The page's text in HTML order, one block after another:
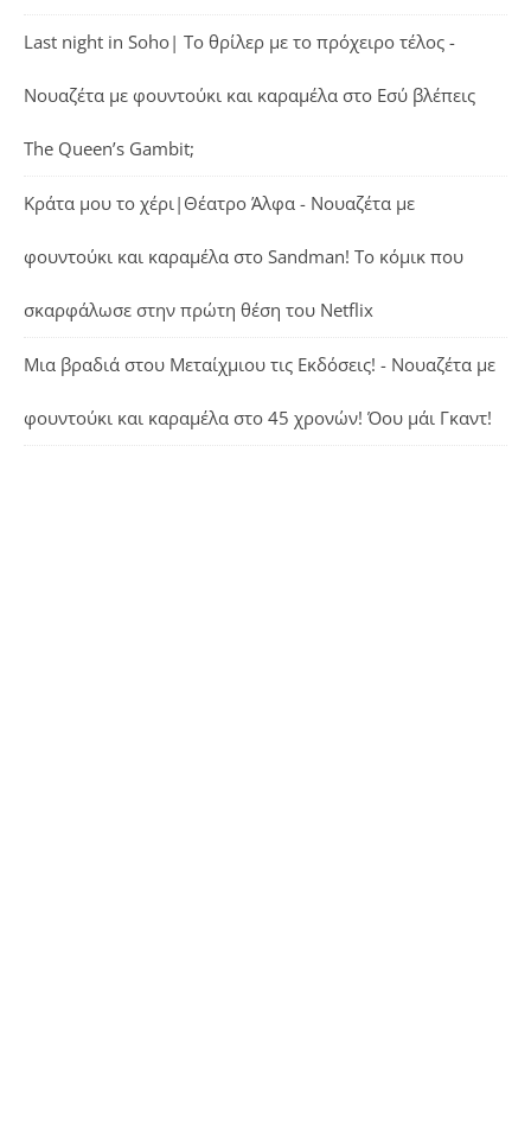
Last night in Soho| Το θρίλερ με το πρόχειρο τέλος -
Νουαζέτα με φουντούκι και καραμέλα στο Εσύ βλέπεις
The Queen’s Gambit;
Κράτα μου το χέρι|Θέατρο Άλφα - Νουαζέτα με
φουντούκι και καραμέλα στο Sandman! Το κόμικ που
σκαρφάλωσε στην πρώτη θέση του Netflix
Μια βραδιά στου Μεταίχμιου τις Εκδόσεις! - Νουαζέτα με
φουντούκι και καραμέλα στο 45 χρονών! Όου μάι Γκαντ!